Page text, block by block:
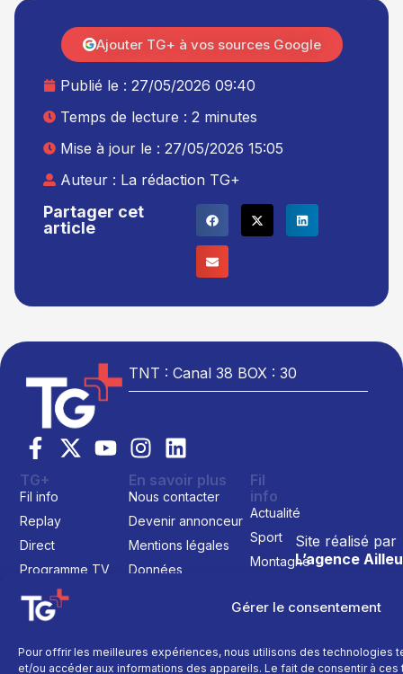
Gérer le consentement
Pour offrir les meilleures expériences, nous utilisons des technologies
et/ou accéder aux informations des appareils. Le fait de consentir à
Partager cet
article
Publié le : 27/05/2026 09:40
Temps de lecture : 2 minutes
Mise à jour le : 27/05/2026 15:05
Auteur : La rédaction TG+
Ajouter TG+ à vos sources Google
TNT : Canal 38 BOX : 30
Site réalisé par
L’agence
TG+
Fil info
Replay
Direct
Programme TV
La chaine
Le média
En savoir plus
Nous contacter
Devenir annonceur
Mentions légales
Données
Fil
info
Actualité
Sport
Montagne
Faits
Événements